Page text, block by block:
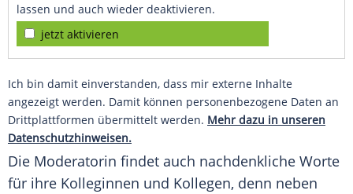
lassen und auch wieder deaktivieren.
jetzt aktivieren
Ich bin damit einverstanden, dass mir externe Inhalte
angezeigt werden. Damit können personenbezogene Daten an
Drittplattformen übermittelt werden. Mehr dazu in unseren
Datenschutzhinweisen.
Die Moderatorin findet auch nachdenkliche Worte
für ihre Kolleginnen und Kollegen, denn neben